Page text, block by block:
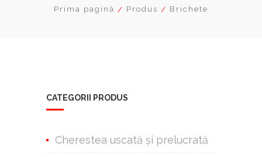
Prima pagină Produs Brichete
CATEGORII PRODUS
Cherestea uscată şi prelucrată